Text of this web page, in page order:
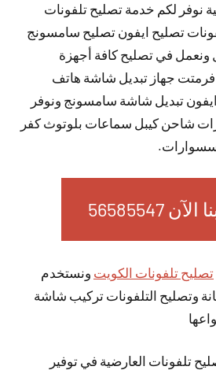
نوفر لكم خدمة تصليح تلفونات
تصليح ايفون تصليح سامسونج
ونعمل في تصليح كافة أجهزة
فرمتت جهاز تبديل شاشة هاتف
تبديل شاشة سامسونج ونوفر
شاحن كيبل سماعات بلوتوث كفر
56585547
تصليح تلفونات الكويت ونستخدم
وتصليح التلفونات تركيب شاشة
تلفونات العارضية في توفير